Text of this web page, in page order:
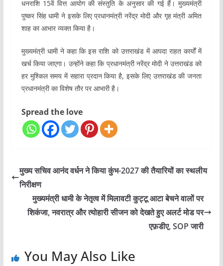
धनराशि 15वें वित्त आयोग की संस्तुति के अनुसार की गई हैं। मुख्यमंत्री
पुष्कर सिंह धामी ने इसके लिए प्रधानमंत्री नरेंद्र मोदी और गृह मंत्री अमित
शाह का आभार व्यक्त किया है।
मुख्यमंत्री धामी ने कहा कि इस राशि को उत्तराखंड में आपदा राहत कार्यों में
खर्च किया जाएगा। उन्होंने कहा कि प्रधानमंत्री नरेंद्र मोदी ने उत्तराखंड को
हर मुश्किल समय में सहारा प्रदान किया है, इसके लिए उत्तराखंड की जनता
प्रधानमंत्री का विशेष तौर पर आभारी है।
Spread the love
मुख्य सचिव आनंद वर्धन ने किया कुंभ-2027 की तैयारियों का स्थलीय
निरीक्षण
मुख्यमंत्री धामी के नेतृत्व में मिलावटी कुट्टू आटा बेचने वालों पर
शिकंजा, नवरात्र और त्योहारी सीजन को देखते हुए अलर्ट मोड पर
एफ़डीए, SOP जारी
You May Also Like